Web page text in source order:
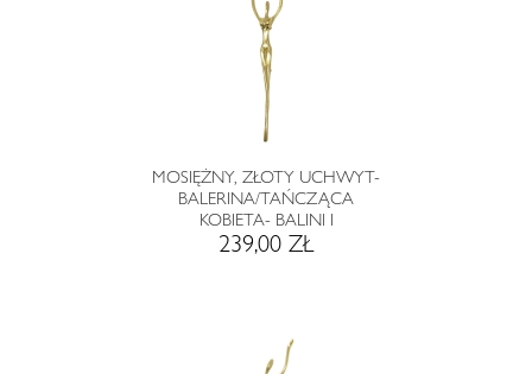
MOSIĘŻNY, ZŁOTY UCHWYT-
BALERINA/TAŃCZĄCA
KOBIETA- BALINI I
239,00 ZŁ